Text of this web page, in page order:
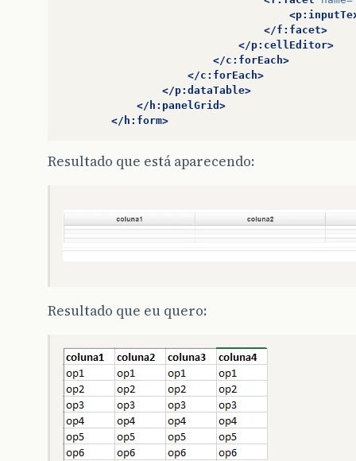
</f:facet>
</p:cellEditor>
</c:forEach>
</c:forEach>
</p:dataTable>
</h:panelGrid>
</h:form>
Resultado que está aparecendo:
Resultado que eu quero: